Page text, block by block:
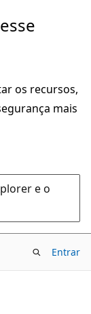
os recursos,
mais
e o
Entrar